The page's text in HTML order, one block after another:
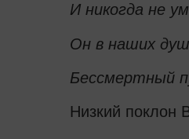
И никогда не
Он в наших
Бессмертный
Низкий поклон